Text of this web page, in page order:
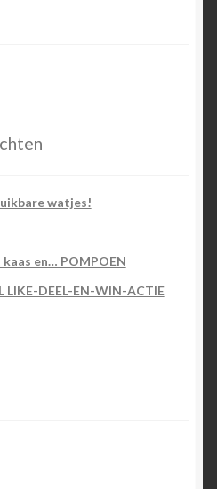
watjes!
en… POMPOEN
LIKE-DEEL-EN-WIN-ACTIE